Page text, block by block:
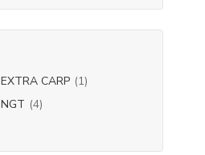
EXTRA CARP (1)
NGT (4)